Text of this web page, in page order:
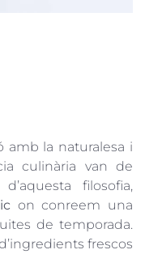
amb la naturalesa i
culinària van de
filosofia,
on conreem una
de temporada.
frescos